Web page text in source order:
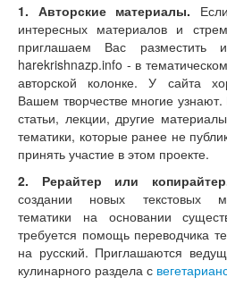
1. Авторские материалы.
интересных материалов и
приглашаем Вас разместить
harekrishnazp.info - в
авторской колонке. У сайта
Вашем творчестве многие узнают.
статьи, лекции, другие
тематики, которые ранее не
принять участие в этом проекте.
2. Рерайтер или
создании новых текстовых
тематики на основании
требуется помощь переводчика
на русский. Приглашаются
кулинарного раздела с